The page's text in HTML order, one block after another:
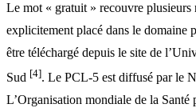
Le mot « gratuit » recouvre plusieurs
explicitement placé dans le domaine
être téléchargé depuis le site de
Sud [4]. Le PCL-5 est diffusé par le
L’Organisation mondiale de la Santé